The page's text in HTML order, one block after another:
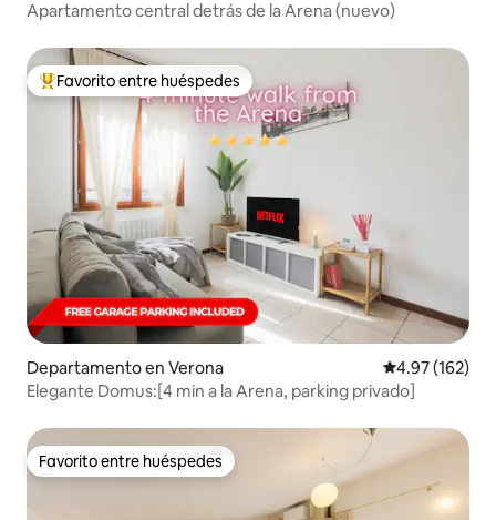
Apartamento central detrás de la Arena (nuevo)
De los mejores en Favorito entre huéspedes
Favorito entre huéspedes
Departamento en Verona Calificación
4.97 (162)
Elegante Domus:[4 min a la Arena, parking privado]
Favorito entre huéspedes
Favorito entre huéspedes